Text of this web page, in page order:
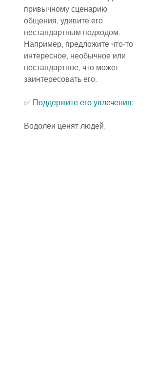
привычному сценарию
общения, удивите его
нестандартным подходом.
Например, предложите что-то
интересное, необычное или
нестандартное, что может
заинтересовать его.
✅ Поддержите его увлечения:
Водолеи ценят людей,